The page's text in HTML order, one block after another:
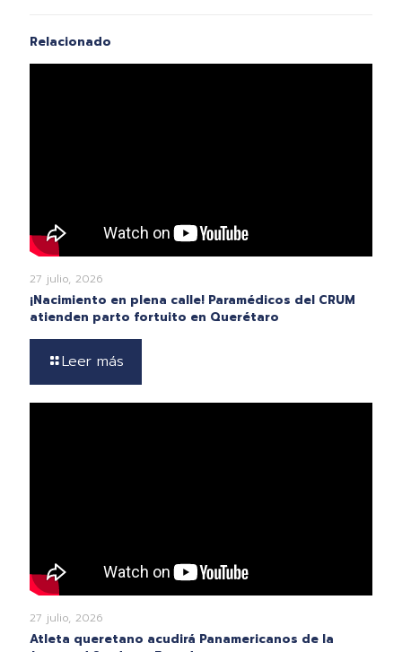
Relacionado
27 julio, 2026
¡Nacimiento en plena calle! Paramédicos del CRUM
atienden parto fortuito en Querétaro
Leer más
27 julio, 2026
Atleta queretano acudirá Panamericanos de la